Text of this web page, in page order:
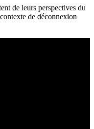
de leurs perspectives du
de déconnexion